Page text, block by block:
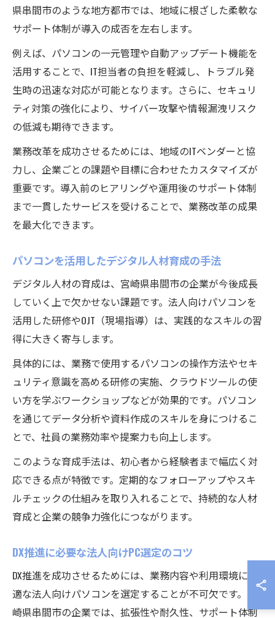
県串間市のような地方都市では、地域に根ざした柔軟な
サポート体制が導入の成否を左右します。
例えば、パソコンの一元管理や自動アップデート機能を
活用することで、IT担当者の負担を軽減し、トラブル発
生時の迅速な対応が可能となります。さらに、セキュリ
ティ対策の強化により、サイバー攻撃や情報漏洩リスク
の低減も期待できます。
業務改革を成功させるためには、地域のITベンダーと協
力し、企業ごとの課題や目標に合わせたカスタマイズが
重要です。導入前のヒアリングや運用後のサポート体制
まで一貫したサービスを受けることで、業務改革の成果
を最大化できます。
パソコンを活用したデジタル人材育成の手法
デジタル人材の育成は、宮崎県串間市の企業が今後成長
していく上で欠かせない課題です。法人向けパソコンを
活用した研修やOJT（現場指導）は、実践的なスキルの習
得に大きく寄与します。
具体的には、業務で使用するパソコンの操作方法やセキ
ュリティ意識を高める研修の実施、クラウドツールの使
い方を学ぶワークショップなどが効果的です。パソコン
を通じてデータ分析や資料作成のスキルを身につけるこ
とで、社員の業務効率や提案力も向上します。
このような育成手法は、初心者から経験者まで幅広く対
応できる点が特徴です。定期的なフォローアップやスキ
ルチェックの仕組みを取り入れることで、持続的な人材
育成と企業の競争力強化につながります。
DX推進に必要な法人向けPC選定のコツ
DX推進を成功させるためには、業務内容や利用環境に最
適な法人向けパソコンを選定することが不可欠です。宮
崎県串間市の企業では、拡張性や耐久性、サポート体制